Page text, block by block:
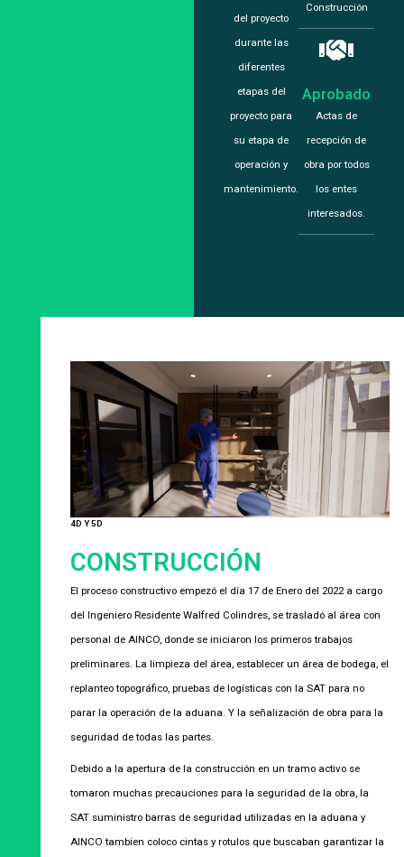
del proyecto
durante las
diferentes
etapas del
proyecto para
su etapa de
operación y
mantenimiento.
Construcción
Aprobado
Actas de
recepción de
obra por todos
los entes
interesados.
4D Y 5D
CONSTRUCCIÓN
El proceso constructivo empezó el día 17 de Enero del 2022 a cargo
del Ingeniero Residente Walfred Colindres, se trasladó al área con
personal de AINCO, donde se iniciaron los primeros trabajos
preliminares. La limpieza del área, establecer un área de bodega, el
replanteo topográfico, pruebas de logísticas con la SAT para no
parar la operación de la aduana. Y la señalización de obra para la
seguridad de todas las partes.
Debido a la apertura de la construcción en un tramo activo se
tomaron muchas precauciones para la seguridad de la obra, la
SAT suministro barras de seguridad utilizadas en la aduana y
AINCO tambien coloco cintas y rotulos que buscaban garantizar la